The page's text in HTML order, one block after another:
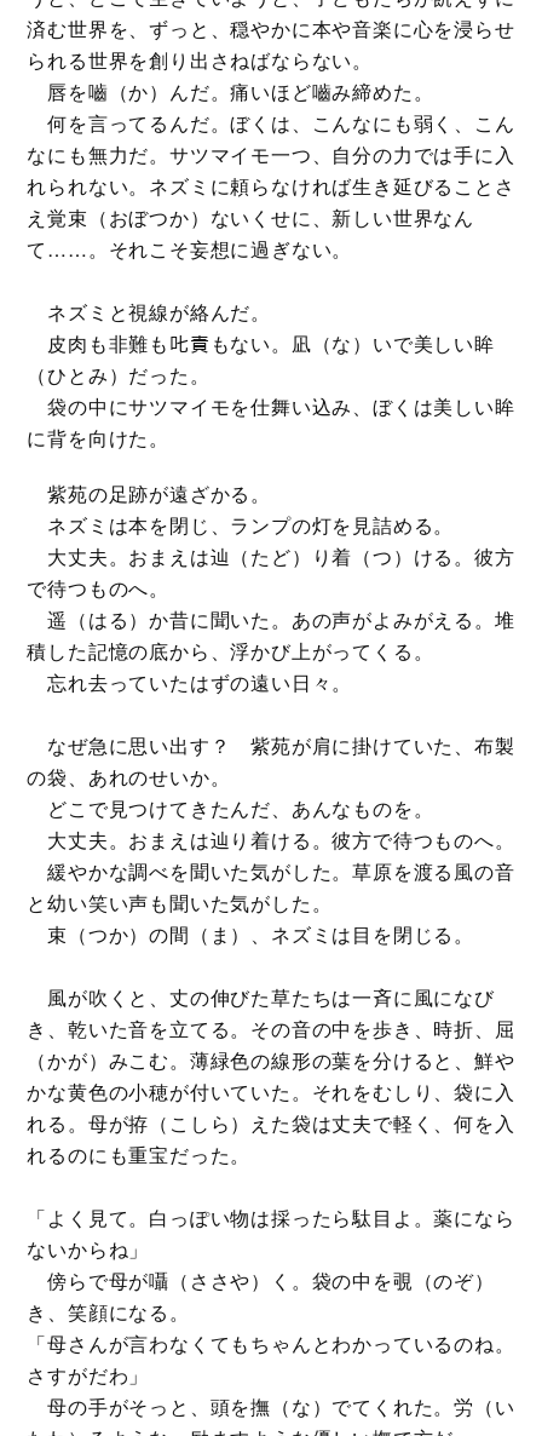
済む世界を、ずっと、穏やかに本や音楽に心を浸らせ
られる世界を創り出さねばならない。
唇を嚙（か）んだ。痛いほど嚙み締めた。
何を言ってるんだ。ぼくは、こんなにも弱く、こん
なにも無力だ。サツマイモ一つ、自分の力では手に入
れられない。ネズミに頼らなければ生き延びることさ
え覚束（おぼつか）ないくせに、新しい世界なん
て……。それこそ妄想に過ぎない。
ネズミと視線が絡んだ。
皮肉も非難も𠮟責もない。凪（な）いで美しい眸
（ひとみ）だった。
袋の中にサツマイモを仕舞い込み、ぼくは美しい眸
に背を向けた。
紫苑の足跡が遠ざかる。
ネズミは本を閉じ、ランプの灯を見詰める。
大丈夫。おまえは辿（たど）り着（つ）ける。彼方
で待つものへ。
遥（はる）か昔に聞いた。あの声がよみがえる。堆
積した記憶の底から、浮かび上がってくる。
忘れ去っていたはずの遠い日々。
なぜ急に思い出す？ 紫苑が肩に掛けていた、布製
の袋、あれのせいか。
どこで見つけてきたんだ、あんなものを。
大丈夫。おまえは辿り着ける。彼方で待つものへ。
緩やかな調べを聞いた気がした。草原を渡る風の音
と幼い笑い声も聞いた気がした。
束（つか）の間（ま）、ネズミは目を閉じる。
風が吹くと、丈の伸びた草たちは一斉に風になび
き、乾いた音を立てる。その音の中を歩き、時折、屈
（かが）みこむ。薄緑色の線形の葉を分けると、鮮や
かな黄色の小穂が付いていた。それをむしり、袋に入
れる。母が拵（こしら）えた袋は丈夫で軽く、何を入
れるのにも重宝だった。
「よく見て。白っぽい物は採ったら駄目よ。薬になら
ないからね」
傍らで母が囁（ささや）く。袋の中を覗（のぞ）
き、笑顔になる。
「母さんが言わなくてもちゃんとわかっているのね。
さすがだわ」
母の手がそっと、頭を撫（な）でてくれた。労（い